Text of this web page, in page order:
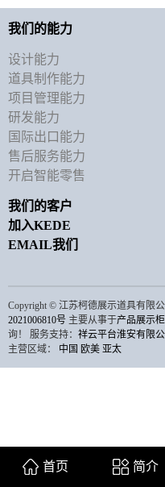
我们的能力
设计能力
道具制作能力
项目管理能力
研发能力
国际出口能力
售后服务能力
开启智能零售
我们的客户
加入KEDE
EMAIL我们
Copyright © 江苏柯德展示道具有限公
2021006810号 主要从事于产品展示柜
询！ 服务支持： 祥云平台淮安有限公
主营区域： 中国 欧美 亚太
首页 简介